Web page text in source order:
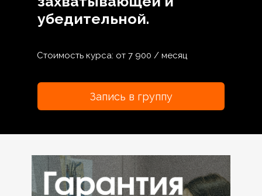
Запись в группу
убедительной.
Стоимость курса: от 7 900 / месяц